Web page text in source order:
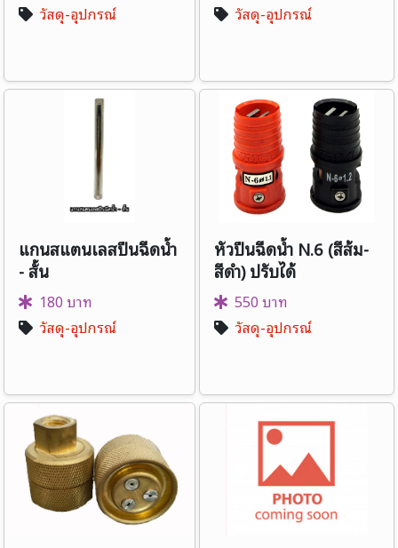
วัสดุ-อุปกรณ์
วัสดุ-อุปกรณ์
แกนสแตนเลสปืนฉีดน้ำ
- สั้น
180 บาท
วัสดุ-อุปกรณ์
หัวปืนฉีดน้ำ N.6 (สีส้ม-
สีดำ) ปรับได้
550 บาท
วัสดุ-อุปกรณ์